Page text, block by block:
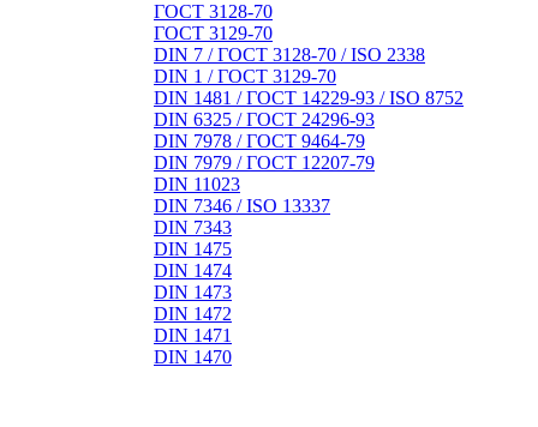
ГОСТ 3128-70
ГОСТ 3129-70
DIN 7 / ГОСТ 3128-70 / ISO 2338
DIN 1 / ГОСТ 3129-70
DIN 1481 / ГОСТ 14229-93 / ISO 8752
DIN 6325 / ГОСТ 24296-93
DIN 7978 / ГОСТ 9464-79
DIN 7979 / ГОСТ 12207-79
DIN 11023
DIN 7346 / ISO 13337
DIN 7343
DIN 1475
DIN 1474
DIN 1473
DIN 1472
DIN 1471
DIN 1470